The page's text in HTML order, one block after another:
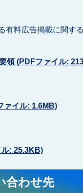
有料広告掲載に関す
領 (PDFファイル:
ァイル: 1.6MB)
: 25.3KB)
合わせ先